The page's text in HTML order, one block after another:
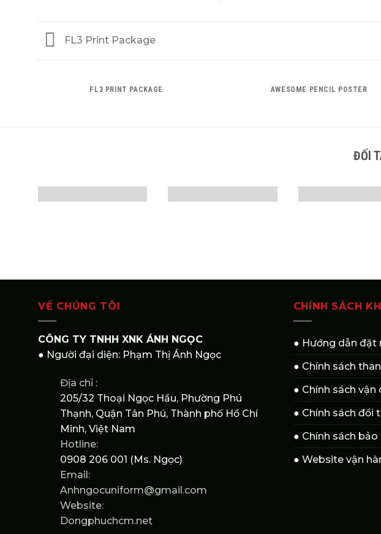
FL3 Print Package
FL3 PRINT PACKAGE AWESOME PENCIL POSTER
ĐỐI
VỀ CHÚNG TÔI
CÔNG TY TNHH XNK ÁNH NGỌC
● Người đại diện: Phạm Thị Ánh Ngọc
Địa chỉ :
205/32 Thoại Ngọc Hầu, Phường Phú
Thạnh, Quận Tân Phú, Thành phố Hồ Chí
Minh, Việt Nam
Hotline:
0908 206 001 (Ms. Ngọc)
Email:
Anhngocuniform@gmail.com
Website:
Dongphuchcm.net
CHÍNH SÁCH
● Hướng dẫn đặt
● Chính sách
● Chính sách vận
● Chính sách đổi
● Chính sách
● Website vận